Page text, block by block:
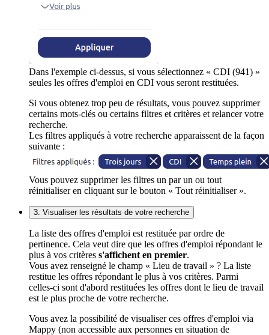
Dans l'exemple ci-dessus, si vous sélectionnez « CDI (941) »
seules les offres d'emploi en CDI vous seront restituées.
Si vous obtenez trop peu de résultats, vous pouvez supprimer
certains mots-clés ou certains filtres et critères et relancer votre
recherche.
Les filtres appliqués à votre recherche apparaissent de la façon
suivante :
Vous pouvez supprimer les filtres un par un ou tout
réinitialiser en cliquant sur le bouton « Tout réinitialiser ».
3. Visualiser les résultats de votre recherche
La liste des offres d'emploi est restituée par ordre de
pertinence. Cela veut dire que les offres d'emploi répondant le
plus à vos critères s'affichent en premier.
Vous avez renseigné le champ « Lieu de travail » ? La liste
restitue les offres répondant le plus à vos critères. Parmi
celles-ci sont d'abord restituées les offres dont le lieu de travail
est le plus proche de votre recherche.
Vous avez la possibilité de visualiser ces offres d'emploi via
Mappy (non accessible aux personnes en situation de